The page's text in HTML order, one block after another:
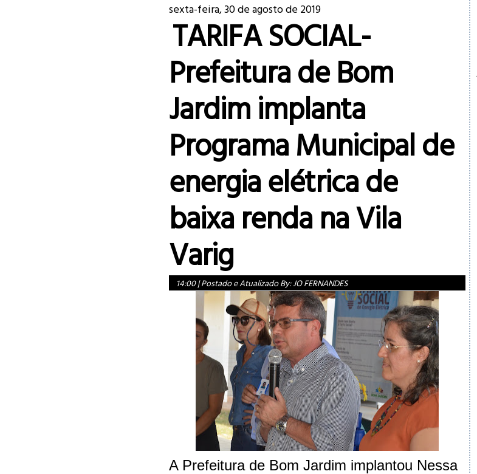
sexta-feira, 30 de agosto de 2019
TARIFA SOCIAL-
Prefeitura de Bom
Jardim implanta
Programa Municipal de
energia elétrica de
baixa renda na Vila
Varig
14:00|Postado e Atualizado By:JO FERNANDES
A Prefeitura de Bom Jardim implantou Nessa